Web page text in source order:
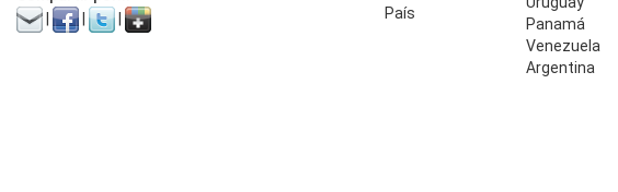
País
Panamá
Venezuela
Argentina